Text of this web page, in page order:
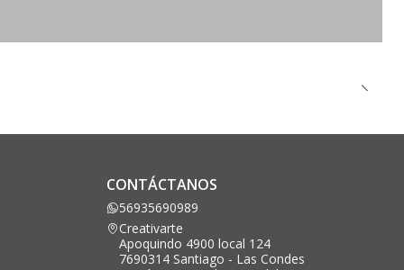
CONTÁCTANOS
56935690989
Creativarte
Apoquindo 4900 local 124
7690314 Santiago - Las Condes